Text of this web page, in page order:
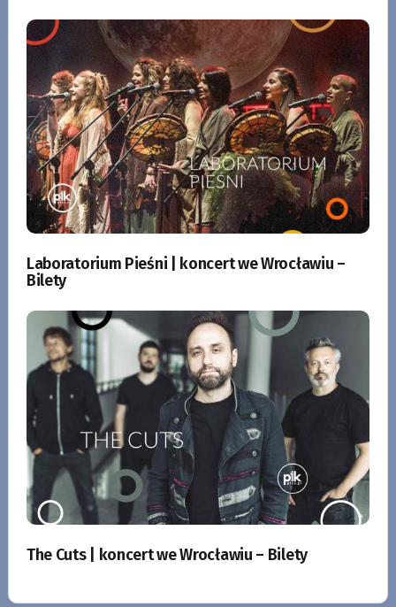
Laboratorium Pieśni | koncert we Wrocławiu –
Bilety
The Cuts | koncert we Wrocławiu – Bilety